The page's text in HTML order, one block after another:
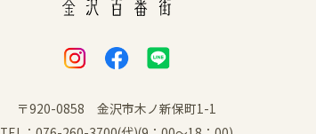
〒920-0858 金沢市木ノ新保町1-1